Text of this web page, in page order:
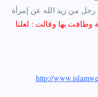
من زيد الله عن إمرأة
بها وقالت : لعلنا
http://